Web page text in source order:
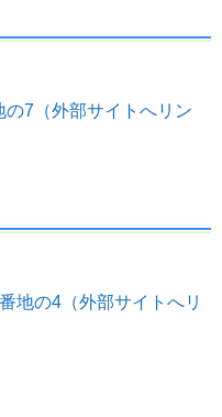
7（外部サイトへリン
地の4（外部サイトへリ